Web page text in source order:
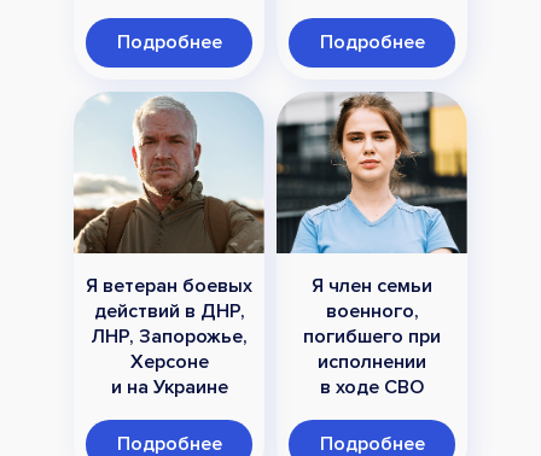
Подробнее Подробнее
Я ветеран боевых
действий в ДНР,
ЛНР, Запорожье,
Херсоне
и на Украине
Подробнее
Я член семьи
военного,
погибшего при
исполнении
в ходе СВО
Подробнее